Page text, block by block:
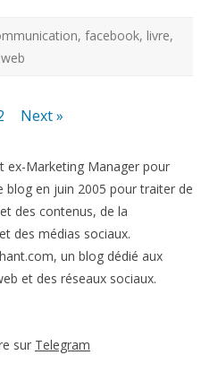
, facebook, livre,
web
Next »
ex-Marketing Manager pour
blog en juin 2005 pour traiter de
des contenus, de la
des médias sociaux.
un blog dédié aux
et des réseaux sociaux.
sur Telegram